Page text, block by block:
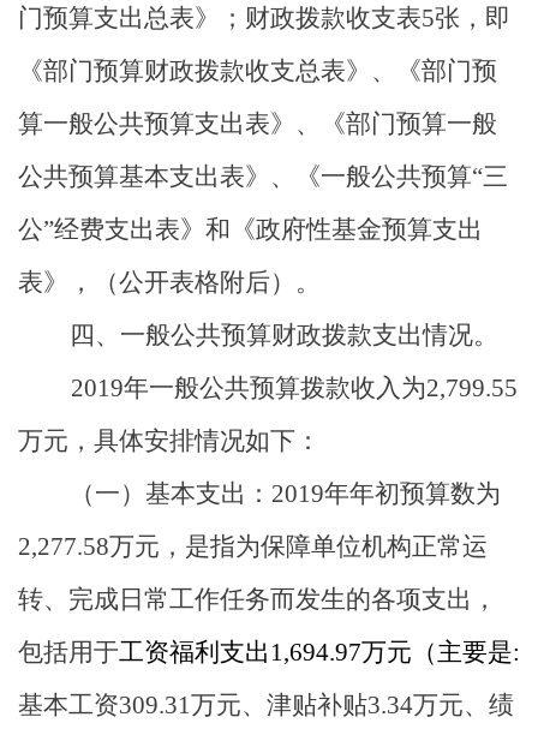
门预算支出总表》；财政拨款收支表5张，即
《部门预算财政拨款收支总表》、《部门预
算一般公共预算支出表》、《部门预算一般
公共预算基本支出表》、《一般公共预算“三
公”经费支出表》和《政府性基金预算支出
表》，（公开表格附后）。
四、一般公共预算财政拨款支出情况。
2019年一般公共预算拨款收入为2,799.55
万元，具体安排情况如下：
（一） 基本支出： 2019年年初预算数为
2,277.58万元，是指为保障单位机构正常运
转、完成日常工作任务而发生的各项支出，
包括用于工资福利支出 1,694.97万元 （主要是:
基本工资309.31万元、津贴补贴3.34万元、 绩